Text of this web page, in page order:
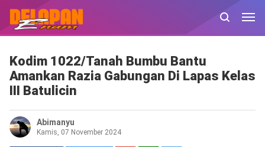
Kodim 1022/Tanah Bumbu Bantu
Amankan Razia Gabungan Di Lapas Kelas
III Batulicin
Abimanyu
Kamis, 07 November 2024